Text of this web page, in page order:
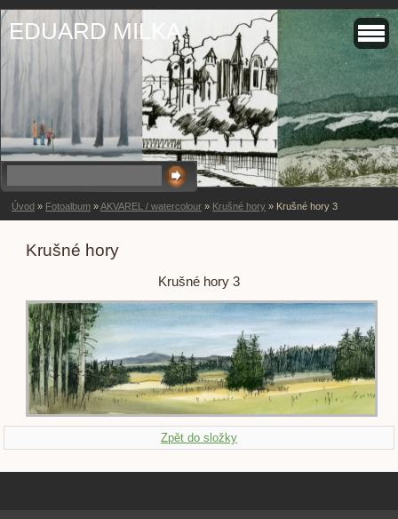
EDUARD MILKA
Úvod » Fotoalbum »AKVAREL / watercolour » Krušné hory » Krušné hory 3
Krušné hory
Krušné hory 3
Zpět do složky